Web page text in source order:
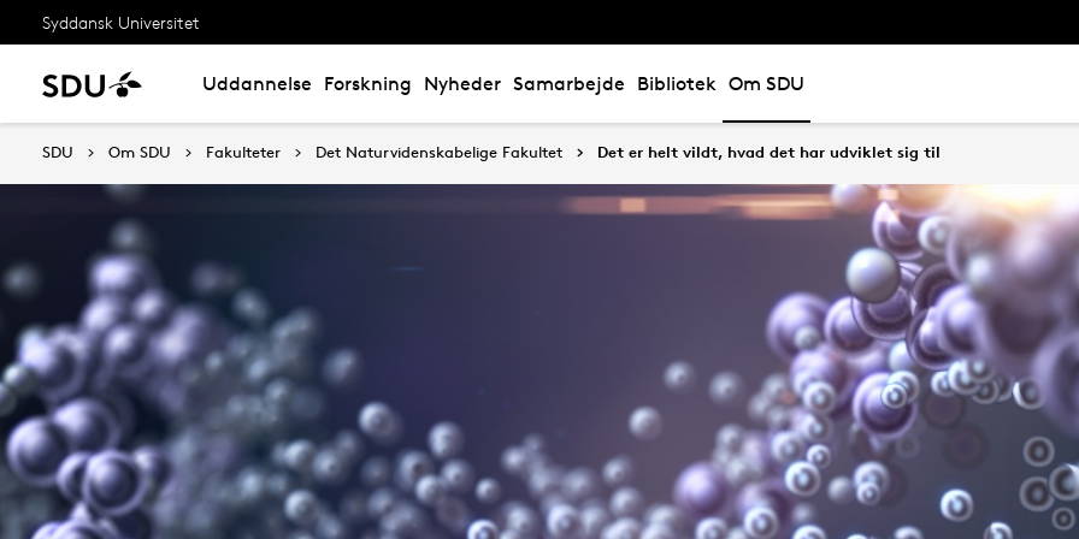
Syddansk Universitet
Uddannelse Forskning Nyheder Samarbejde Bibliotek Om SDU
SDU Om SDU Fakulteter Det Naturvidenskabelige Fakultet Det er helt vildt, hvad det har udviklet sig til